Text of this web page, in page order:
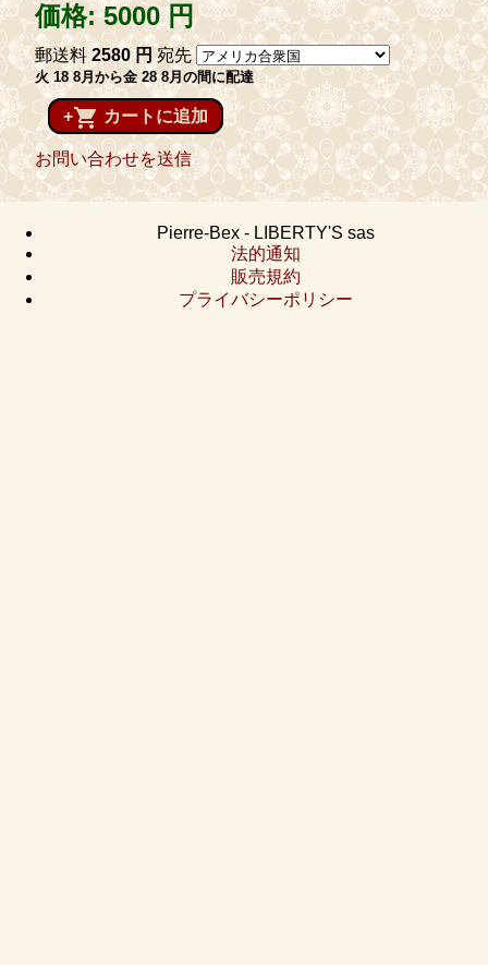
価格:5000 円
郵送料2580 円 宛先
火 18 8月から金 28 8月の間に配達
+shopping_cart カートに追加
お問い合わせを送信
Pierre-Bex - LIBERTY'S sas
法的通知
販売規約
プライバシーポリシー